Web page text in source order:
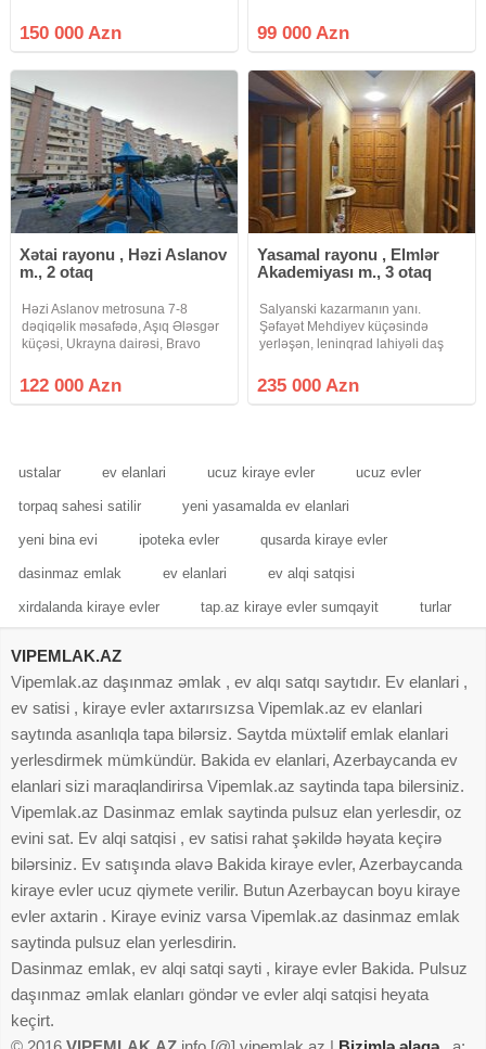
mərtəbəsində sahəsi 60 kv.m. olan
qanuni 2 otaqlı mənzil satılır. İstilik
150 000 Azn
kv artirmasi olan kupcali menzil
satilir.masin saxlamaga heyetide
99 000 Azn
Xətai rayonu , Həzi Aslanov
m., 2 otaq
Həzi Aslanov metrosuna 7-8
dəqiqəlik məsafədə, Aşıq Ələsgər
küçəsi, Ukrayna dairəsi, Bravo
9/2 Sahəsi: 45 kv.m Otaq sayı: ½
düzəlmə Layihəsi: LENİNQRAD
122 000 Azn
Yasamal rayonu , Elmlər
Akademiyası m., 3 otaq
Salyanski kazarmanın yanı.
Şəfayət Mehdiyev küçəsində
yerləşən, leninqrad lahiyəli daş
yaxşı təmirli mənzil satılır. Mənzil
bazar dəyərindən aşağı satılır.
235 000 Azn
ustalar ev elanlari ucuz kiraye evler ucuz evler
torpaq sahesi satilir yeni yasamalda ev elanlari
yeni bina evi ipoteka evler qusarda kiraye evler
dasinmaz emlak ev elanlari ev alqi satqisi
xirdalanda kiraye evler tap.az kiraye evler sumqayit turlar
VIPEMLAK.AZ
Vipemlak.az daşınmaz əmlak , ev alqı satqı saytıdır. Ev elanlari ,
ev satisi , kiraye evler axtarırsızsa Vipemlak.az ev elanlari
saytında asanlıqla tapa bilərsiz. Saytda müxtəlif emlak elanlari
yerlesdirmek mümkündür. Bakida ev elanlari, Azerbaycanda ev
elanlari sizi maraqlandirirsa Vipemlak.az saytinda tapa bilersiniz.
Vipemlak.az Dasinmaz emlak saytinda pulsuz elan yerlesdir, oz
evini sat. Ev alqi satqisi , ev satisi rahat şəkildə həyata keçirə
bilərsiniz. Ev satışında əlavə Bakida kiraye evler, Azerbaycanda
kiraye evler ucuz qiymete verilir. Butun Azerbaycan boyu kiraye
evler axtarin . Kiraye eviniz varsa Vipemlak.az dasinmaz emlak
saytinda pulsuz elan yerlesdirin.
Dasinmaz emlak, ev alqi satqi sayti , kiraye evler Bakida. Pulsuz
daşınmaz əmlak elanları göndər ve evler alqi satqisi heyata
keçirt.